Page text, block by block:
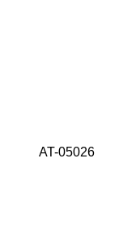
AT-05026